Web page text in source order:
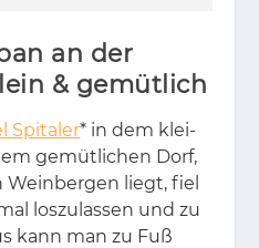
an der
& gemütlich
Spitaler* in dem klei­
ge­müt­li­chen Dorf,
liegt, fiel
los­zu­las­sen und zu
kann man zu Fuß